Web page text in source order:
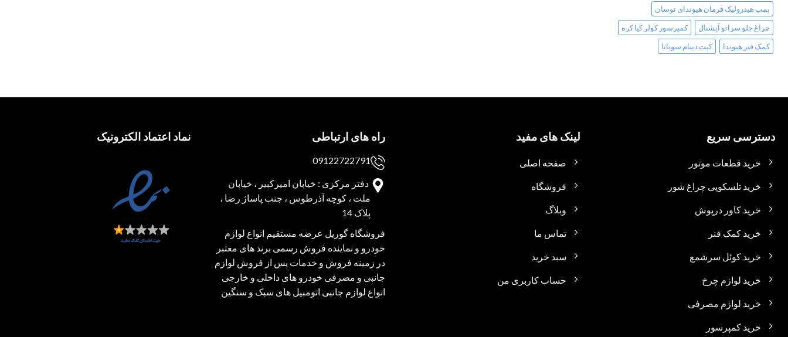
پمپ هیدرولیک فرمان هیوندای توسان
چراغ جلو سراتو آپشنال
کمپرسور کولر کیا کره
کمک فنر هیوندا
کیت دینام سوناتا
دسترسی سریع
خرید قطعات موتور
خرید تلسکوپی چراغ شور
خرید کاور درپوش
خرید کمک فنر
خرید کوئل سرشمع
خرید لوازم چرخ
خرید لوازم مصرفی
خرید کمپرسور
لینک های مفید
صفحه اصلی
فروشگاه
وبلاگ
تماس ما
سبد خرید
حساب کاربری من
راه های ارتباطی
09122722791
دفتر مرکزی : خیابان امیرکبیر ، خیابان
ملت ، کوچه آذرطوس ، جنب پاساژ رضا ،
پلاک 14
فروشگاه گوریل عرضه مستقیم انواع لوازم
خودرو و نماینده فروش رسمی برند های معتبر
در زمینه فروش و خدمات پس از فروش لوازم
جانبی و مصرفی خودرو های داخلی و خارجی
انواع لوازم جانبی اتومبیل های سبک و سنگین
نماد اعتماد الکترونیک